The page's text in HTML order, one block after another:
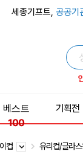
세종기프트, 공공기
베스트
100
기획전
컵 유리컵/글라